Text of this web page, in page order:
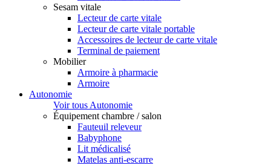
Sesam vitale
Lecteur de carte vitale
Lecteur de carte vitale portable
Accessoires de lecteur de carte vitale
Terminal de paiement
Mobilier
Armoire à pharmacie
Armoire
Autonomie
Voir tous Autonomie
Équipement chambre / salon
Fauteuil releveur
Babyphone
Lit médicalisé
Matelas anti-escarre